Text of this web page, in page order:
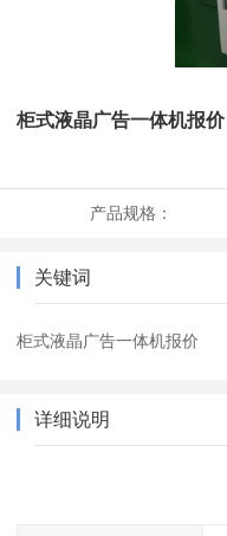
柜式液晶广告一体机报价
产品规格：
关键词
柜式液晶广告一体机报价
详细说明